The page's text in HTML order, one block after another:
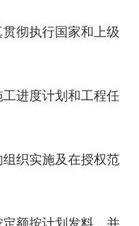
彻执行国家和上级
进度计划和工程任
织实施及在授权范